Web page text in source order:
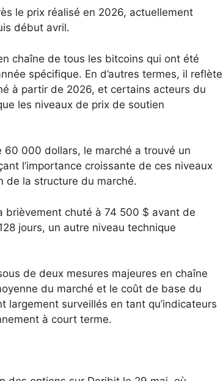
le prix réalisé en 2026, actuellement
début avril.
chaîne de tous les bitcoins qui ont été
spécifique. En d’autres termes, il reflète
à partir de 2026, et certains acteurs du
les niveaux de prix de soutien
60 000 dollars, le marché a trouvé un
l’importance croissante de ces niveaux
de la structure du marché.
brièvement chuté à 74 500 $ avant de
jours, un autre niveau technique
de deux mesures majeures en chaîne
du marché et le coût de base du
surveillés en tant qu’indicateurs
à court terme.